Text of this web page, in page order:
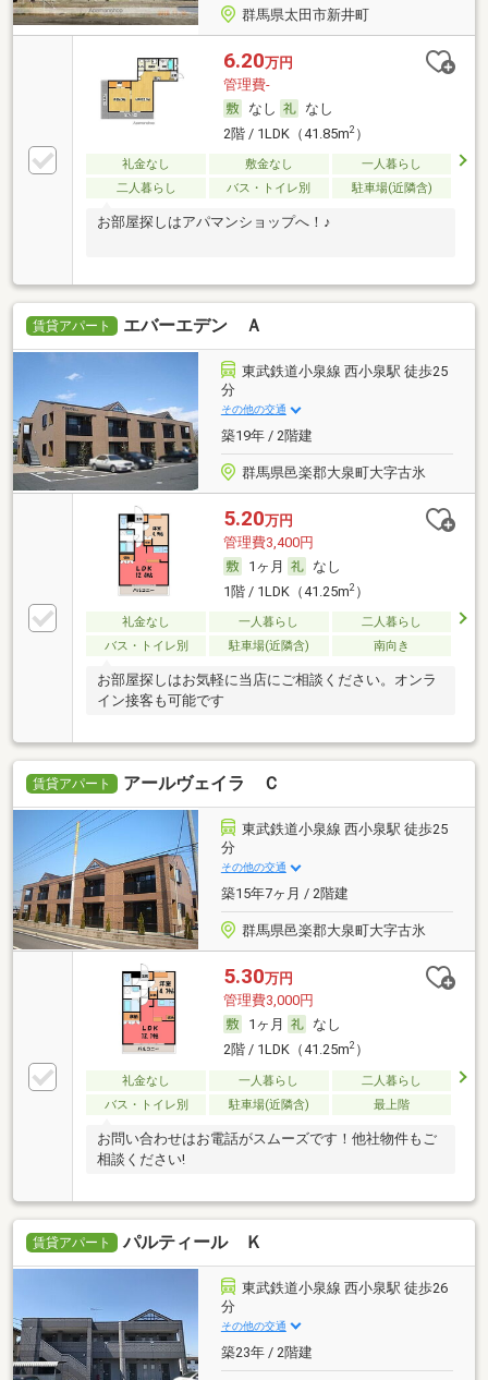
群馬県太田市新井町
6.20万円
管理費-
なし
なし
2階 / 1LDK（41.85m2）
礼金なし 敷金なし
一人暮らし
二人暮らし
バス・トイレ別 駐車場(近隣含)
お部屋探しはアパマンショップへ！♪
賃貸アパート エバーエデン Ａ
東武鉄道小泉線 西小泉駅 徒歩25
分
その他の交通
築19年 / 2階建
群馬県邑楽郡大泉町大字古氷
5.20万円
管理費3,400円
1ヶ月
なし
1階 / 1LDK（41.25m2）
礼金なし 一人暮らし
二人暮らし
バス・トイレ別
駐車場(近隣含) 南向き
お部屋探しはお気軽に当店にご相談ください。オンラ
イン接客も可能です
賃貸アパート アールヴェイラ Ｃ
東武鉄道小泉線 西小泉駅 徒歩25
分
その他の交通
築15年7ヶ月 / 2階建
群馬県邑楽郡大泉町大字古氷
5.30万円
管理費3,000円
1ヶ月
なし
2階 / 1LDK（41.25m2）
礼金なし 一人暮らし
二人暮らし
バス・トイレ別
駐車場(近隣含) 最上階
お問い合わせはお電話がスムーズです！他社物件もご
相談ください!
賃貸アパート パルティール Ｋ
東武鉄道小泉線 西小泉駅 徒歩26
分
その他の交通
築23年 / 2階建